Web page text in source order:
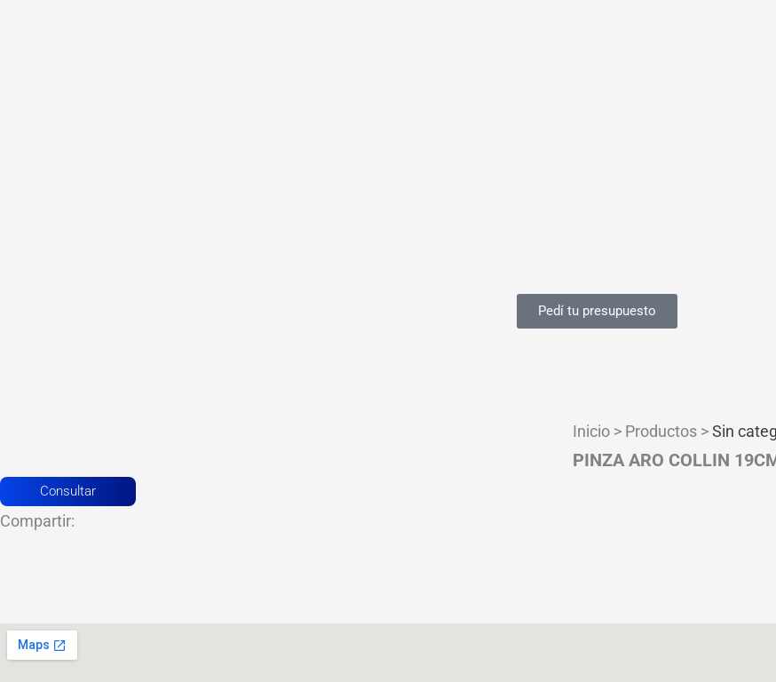
Pedí tu presupuesto
Inicio > Productos >Sin
PINZA ARO COLLIN
Consultar
Compartir: